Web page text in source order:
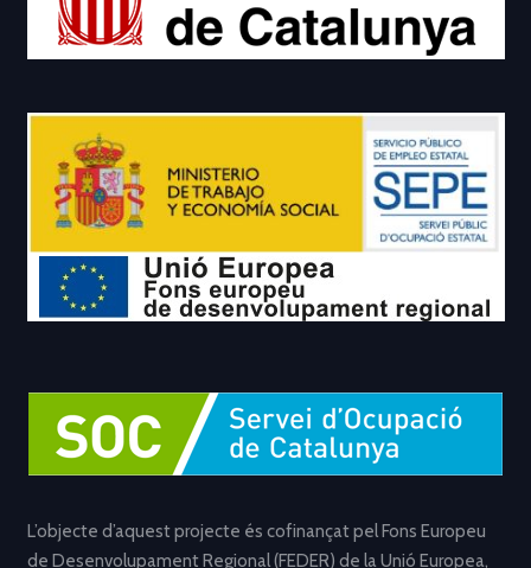
L’objecte d’aquest projecte és cofinançat pel Fons Europeu
de Desenvolupament Regional (FEDER) de la Unió Europea,